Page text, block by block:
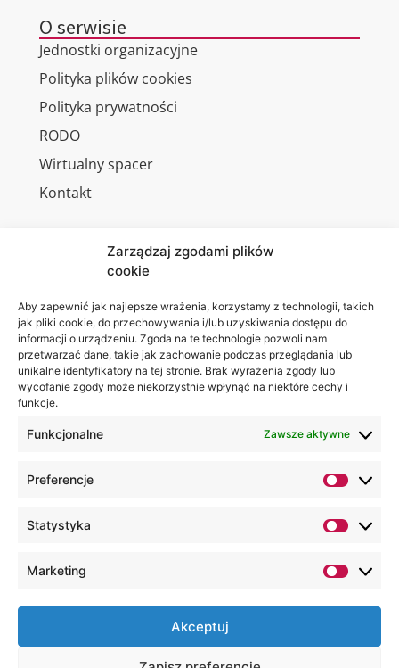
Zarządzaj zgodami plików
cookie
Aby zapewnić jak najlepsze wrażenia, korzystamy z technologii, takich
jak pliki cookie, do przechowywania i/lub uzyskiwania dostępu do
informacji o urządzeniu. Zgoda na te technologie pozwoli nam
przetwarzać dane, takie jak zachowanie podczas przeglądania lub
unikalne identyfikatory na tej stronie. Brak wyrażenia zgody lub
wycofanie zgody może niekorzystnie wpłynąć na niektóre cechy i
funkcje.
Funkcjonalne Zawsze aktywne
Preferencje
Statystyka
Marketing
Akceptuj
O serwisie
Jednostki organizacyjne
Polityka plików cookies
Polityka prywatności
RODO
Wirtualny spacer
Kontakt
Akademia
WSEI
ul.
Projektowa
4
Wszelkie Prawa Zastrzeżone, Lubelska